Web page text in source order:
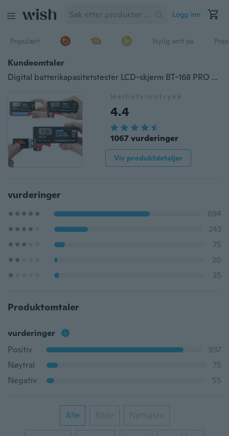
Logg inn
Populært Nylig sett på
Kundeomtaler
Digital batterikapasitetstester LCD-skjerm BT-168 PRO Universell elektronisk batterikontroll Elektronisk strømindikator
Helhetsinntrykk
4.4
1067 vurderinger
Vis produktdetaljer
vurderinger
694
243
75
20
35
Produktomtaler
vurderinger
Positiv
937
Nøytral
75
Negativ
55
Alle Bilde Nyttigste